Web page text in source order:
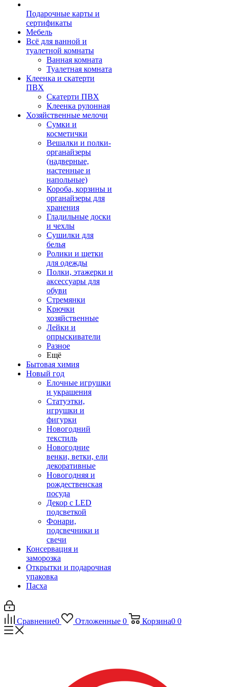
Подарочные карты и
сертификаты
Мебель
Всё для ванной и
туалетной комнаты
Ванная комната
Туалетная комната
Клеенка и скатерти
ПВХ
Скатерти ПВХ
Клеенка рулонная
Хозяйственные мелочи
Сумки и
косметички
Вешалки и полки-
органайзеры
(надверные,
настенные и
напольные)
Короба, корзины и
органайзеры для
хранения
Гладильные доски
и чехлы
Сушилки для
белья
Ролики и щетки
для одежды
Полки, этажерки и
аксессуары для
обуви
Стремянки
Крючки
хозяйственные
Лейки и
опрыскиватели
Разное
Ещё
Бытовая химия
Новый год
Елочные игрушки
и украшения
Статуэтки,
игрушки и
фигурки
Новогодний
текстиль
Новогодние
венки, ветки, ели
декоративные
Новогодняя и
рождественская
посуда
Декор с LED
подсветкой
Фонари,
подсвечники и
свечи
Консервация и
заморозка
Открытки и подарочная
упаковка
Пасха
Сравнение0 Отложенные 0 Корзина0 0